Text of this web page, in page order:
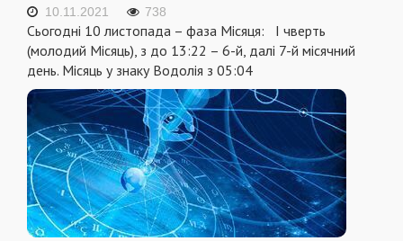
10.11.2021 738
Сьогодні 10 листопада – фаза Місяця: I чверть
(молодий Місяць), з до 13:22 – 6-й, далі 7-й місячний
день. Місяць у знаку Водолія з 05:04